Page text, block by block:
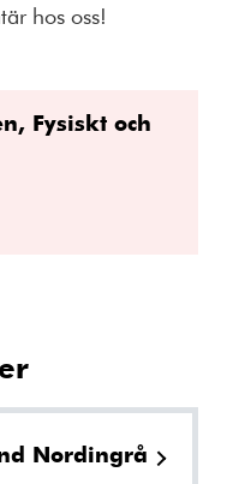
hos oss!
Fysiskt och
Nordingrå